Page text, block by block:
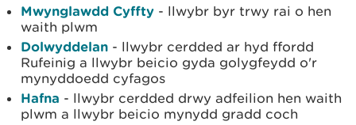
Mwynglawdd Cyffty - llwybr byr trwy rai o hen
waith plwm
Dolwyddelan - llwybr cerdded ar hyd ffordd
Rufeinig a llwybr beicio gyda golygfeydd o'r
mynyddoedd cyfagos
Hafna - llwybr cerdded drwy adfeilion hen waith
plwm a llwybr beicio mynydd gradd coch